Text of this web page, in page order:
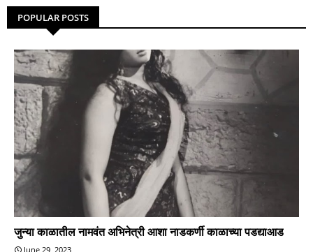
POPULAR POSTS
जुन्या काळातील नामवंत अभिनेत्री आशा नाडकर्णी काळाच्या पडद्याआड
June 29, 2023